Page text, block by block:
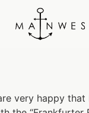
very happy